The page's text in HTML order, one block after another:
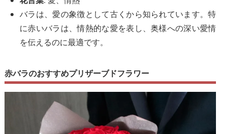
バラは、愛の象徴として古くから知られています。特
に赤いバラは、情熱的な愛を表し、奥様への深い愛情
を伝えるのに最適です。
赤バラのおすすめプリザーブドフラワー